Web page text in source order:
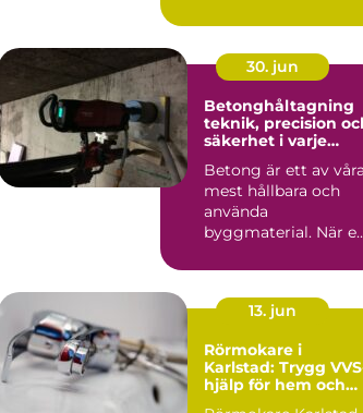
30. jun
Betonghåltagning
teknik, precision
säkerhet i varje
Betong är ett av våra
mest hållbara och
använda
byggmaterial. När
anpassas, renoveras...
13. jun
Rörmokare i
Karlstad: Trygg
hjälp för hem och